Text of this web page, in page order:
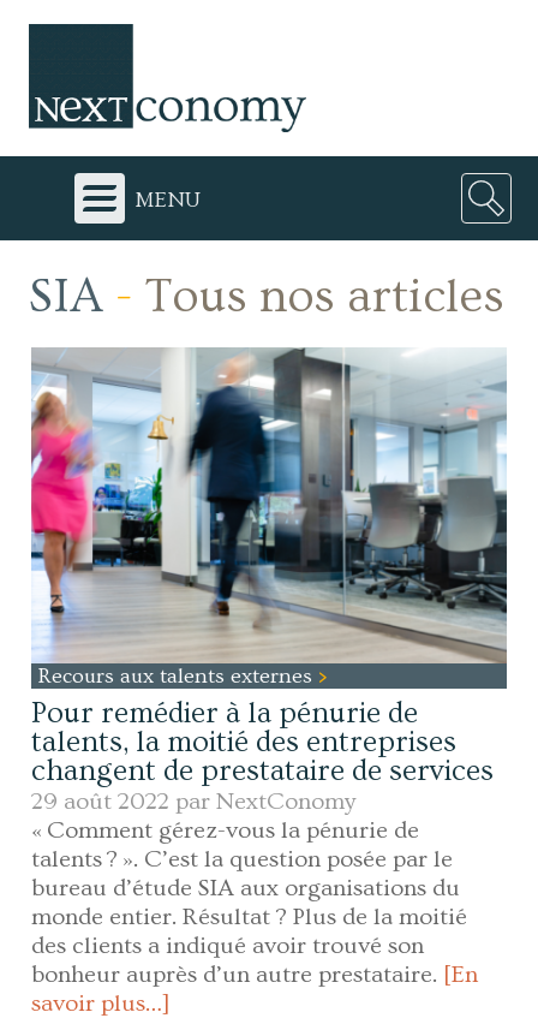
menu
SIA - Tous nos articles
Recours aux talents externes
Pour remédier à la pénurie de
talents, la moitié des entreprises
changent de prestataire de services
29 août 2022 parNextConomy
« Comment gérez-vous la pénurie de
talents ? ». C’est la question posée par le
bureau d’étude SIA aux organisations du
monde entier. Résultat ? Plus de la moitié
des clients a indiqué avoir trouvé son
bonheur auprès d’un autre prestataire. [En
savoir plus…]